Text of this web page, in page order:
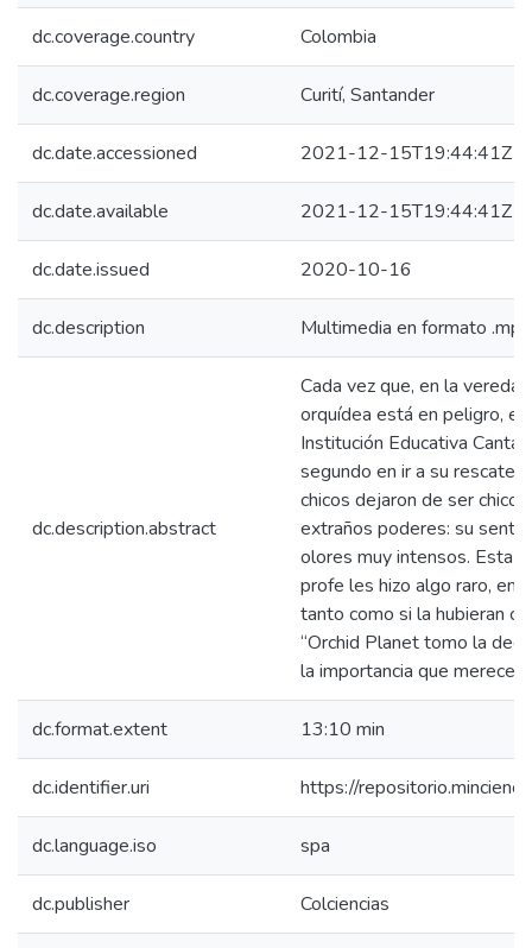
dc.coverage.country Colombia
dc.coverage.region Curití, Santander
dc.date.accessioned 2021-12-15T19:44:41Z
dc.date.available 2021-12-15T19:44:41Z
dc.date.issued 2020-10-16
dc.description Multimedia en formato .mp4
dc.description.abstract
Cada vez que, en la vereda
orquídea está en peligro,
Institución Educativa
segundo en ir a su rescate.
chicos dejaron de ser
extraños poderes: su
olores muy intensos. Esta
profe les hizo algo raro,
tanto como si la hubieran
“Orchid Planet tomo la
la importancia que merecen
dc.format.extent 13:10 min
dc.identifier.uri https://
dc.language.iso spa
dc.publisher Colciencias